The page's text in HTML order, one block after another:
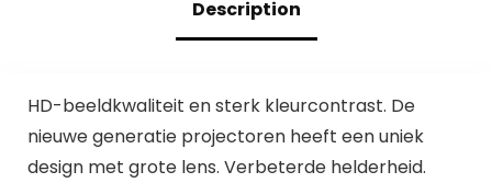
Description
HD-beeldkwaliteit en sterk kleurcontrast. De
nieuwe generatie projectoren heeft een uniek
design met grote lens. Verbeterde helderheid.